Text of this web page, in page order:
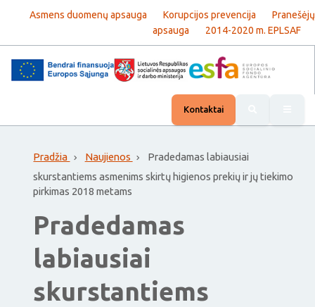
Asmens duomenų apsauga Korupcijos prevencija
Pranešėjų
apsauga
2014-2020 m. EPLSAF
Kontaktai
Pradžia Naujienos
Pradedamas labiausiai
skurstantiems asmenims skirtų higienos prekių ir jų tiekimo
pirkimas 2018 metams
Pradedamas
labiausiai
skurstantiems